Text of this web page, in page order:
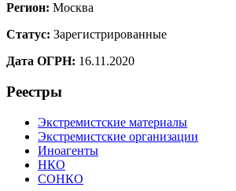
Регион: Москва
Статус: Зарегистрированные
Дата ОГРН: 16.11.2020
Реестры
Экстремистские материалы
Экстремистские организации
Иноагенты
НКО
СОНКО